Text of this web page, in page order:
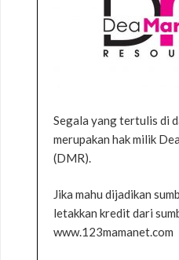
Segala yang tertulis di
merupakan hak milik
(DMR).
Jika mahu dijadikan
letakkan kredit dari
www.123mamanet.com